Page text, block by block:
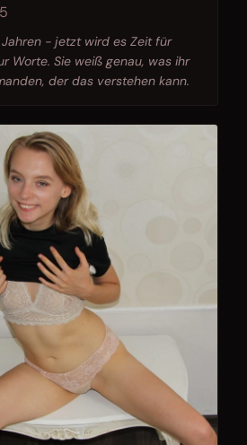
- jetzt wird es Zeit für
Worte. Sie weiß genau, was ihr
der das verstehen kann.